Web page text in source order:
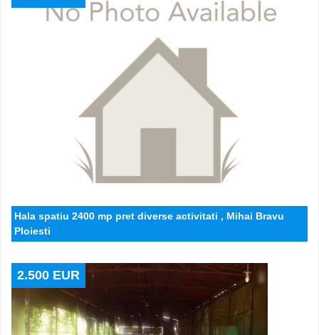
Hala spatiu 2400 mp pret diverse activitati , Mihai Bravu
Ploiesti
2.500 EUR